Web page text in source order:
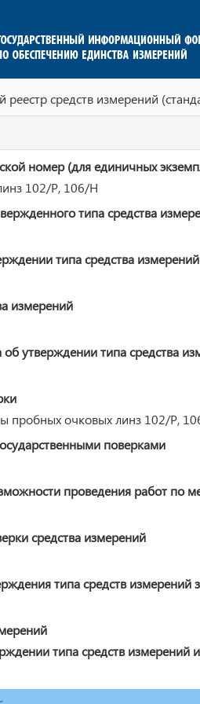
реестр средств измерений
номер (для единичных
102/Р, 106/Н
типа средства
типа средства измерений
измерений
утверждении типа средства
очковых линз 102/Р,
поверками
проведения работ по
средства измерений
типа средств измерений
типа средств измерений